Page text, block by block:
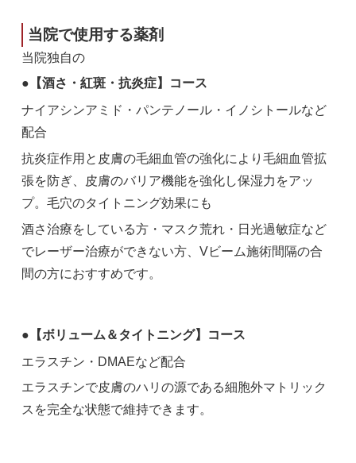
当院で使用する薬剤
当院独自の
●【酒さ・紅斑・抗炎症】コース
ナイアシンアミド・パンテノール・イノシトールなど
配合
抗炎症作用と皮膚の毛細血管の強化により毛細血管拡
張を防ぎ、皮膚のバリア機能を強化し保湿力をアッ
プ。毛穴のタイトニング効果にも
酒さ治療をしている方・マスク荒れ・日光過敏症など
でレーザー治療ができない方、Vビーム施術間隔の合
間の方におすすめです。
●【ボリューム＆タイトニング】コース
エラスチン・DMAEなど配合
エラスチンで皮膚のハリの源である細胞外マトリック
スを完全な状態で維持できます。